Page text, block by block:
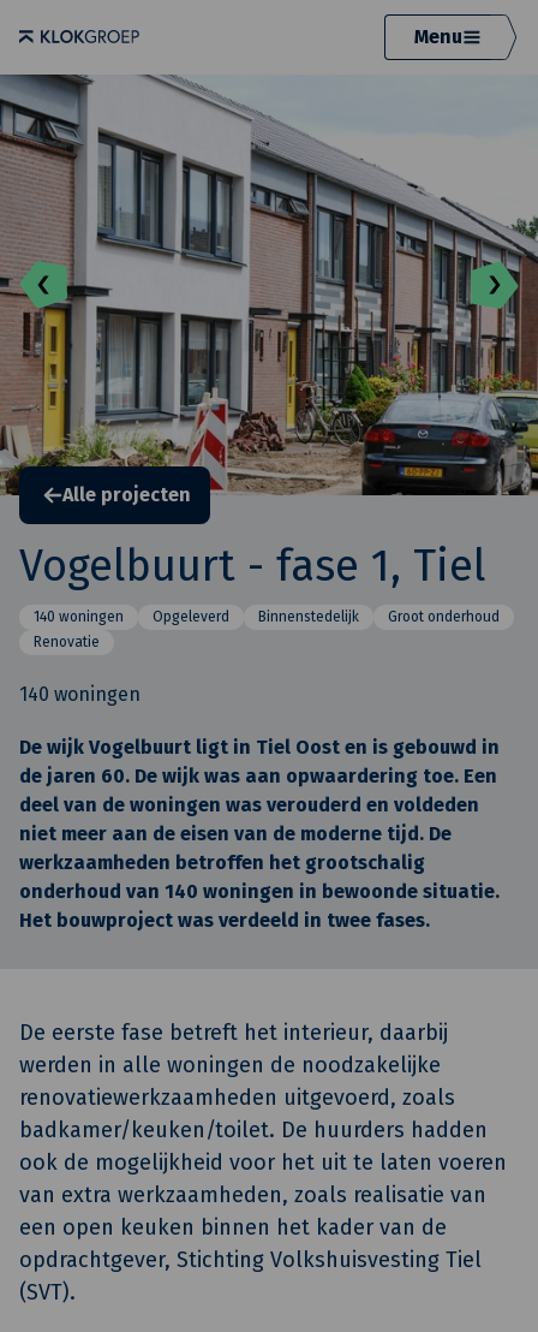
Menu
Alle projecten
Vogelbuurt - fase 1, Tiel
140 woningen Opgeleverd Binnenstedelijk
Groot onderhoud
Renovatie
140 woningen
De wijk Vogelbuurt ligt in Tiel Oost en is gebouwd in
de jaren 60. De wijk was aan opwaardering toe. Een
deel van de woningen was verouderd en voldeden
niet meer aan de eisen van de moderne tijd. De
werkzaamheden betroffen het grootschalig
onderhoud van 140 woningen in bewoonde situatie.
Het bouwproject was verdeeld in twee fases.
De eerste fase betreft het interieur, daarbij
werden in alle woningen de noodzakelijke
renovatiewerkzaamheden uitgevoerd, zoals
badkamer/keuken/toilet. De huurders hadden
ook de mogelijkheid voor het uit te laten voeren
van extra werkzaamheden, zoals realisatie van
een open keuken binnen het kader van de
opdrachtgever, Stichting Volkshuisvesting Tiel
(SVT).